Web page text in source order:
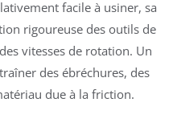
facile à usiner, sa
rigoureuse des outils de
vitesses de rotation. Un
des ébréchures, des
due à la friction.